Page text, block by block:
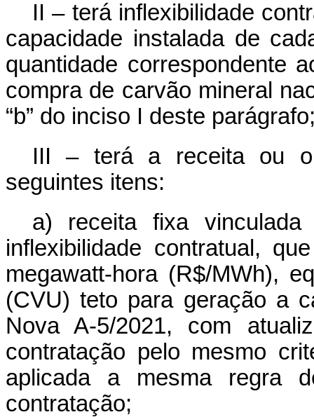
II – terá inflexibilidade
capacidade instalada de
quantidade correspondente
compra de carvão mineral
“b” do inciso I deste
III – terá a receita ou o
seguintes itens:
a) receita fixa
inflexibilidade contratual,
megawatt-hora (R$/MWh),
(CVU) teto para geração a
Nova A-5/2021, com
contratação pelo mesmo
aplicada a mesma regra
contratação;